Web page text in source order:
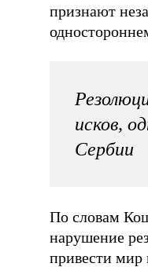
признают
исков,
Сербии
По словам
нарушение
привести мир